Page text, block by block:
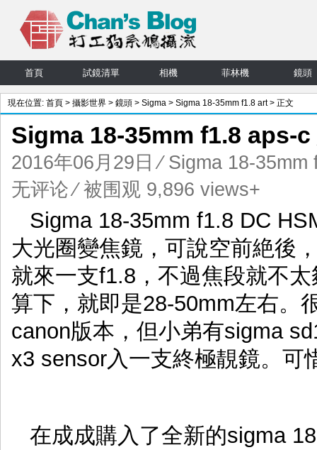
首頁 試鏡清單 相機 菲林機 鏡頭
現在位置: 首頁 > 攝影世界 > 鏡頭 > Sigma > Sigma 18-35mm f1.8 art> 正文
Sigma 18-35mm f1.8 aps-c
2016年06月29日 ⁄ Sigma 18-35mm
无评论⁄ 被围观 9,896 views+
Sigma 18-35mm f1.8 DC
大光圈變焦鏡，可說空前絶後
就來一支f1.8，不過焦段就不
算下，就即是28-50mm左右。
canon版本，但小弟有sigma
x3 sensor入一支終極靚鏡。可
在成成購入了全新的sigma